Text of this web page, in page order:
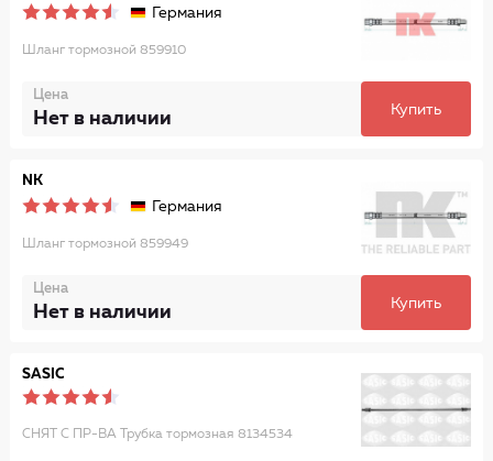
Германия
Шланг тормозной 859910
Цена
Нет в наличии Купить
NK
Германия
Шланг тормозной 859949
Цена
Нет в наличии Купить
SASIC
СНЯТ С ПР-ВА Трубка тормозная 8134534